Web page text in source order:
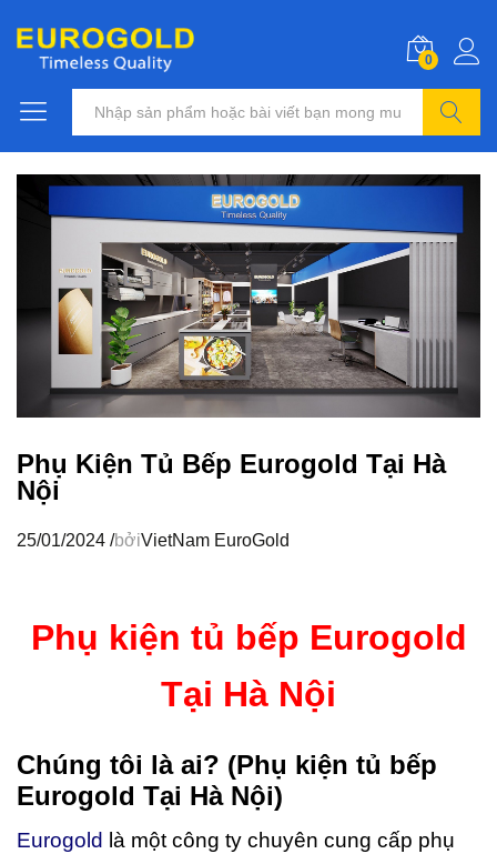
0
Phụ Kiện Tủ Bếp Eurogold Tại Hà
Nội
25/01/2024 /bởiVietNam EuroGold
Phụ kiện tủ bếp Eurogold
Tại Hà Nội
Chúng tôi là ai? (Phụ kiện tủ bếp
Eurogold Tại Hà Nội)
Eurogold là một công ty chuyên cung cấp phụ